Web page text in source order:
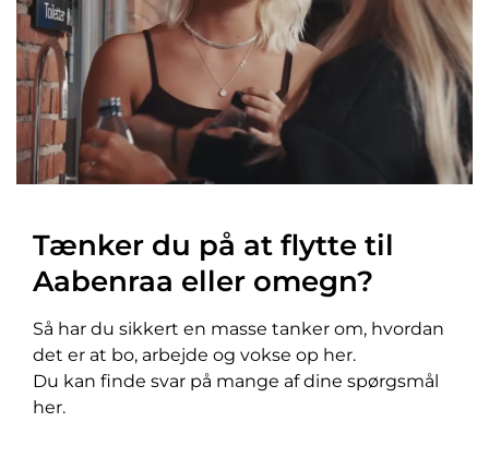
Tænker du på at flytte til
Aabenraa eller omegn?
Så har du sikkert en masse tanker om, hvordan
det er at bo, arbejde og vokse op her.
Du kan finde svar på mange af dine spørgsmål
her.